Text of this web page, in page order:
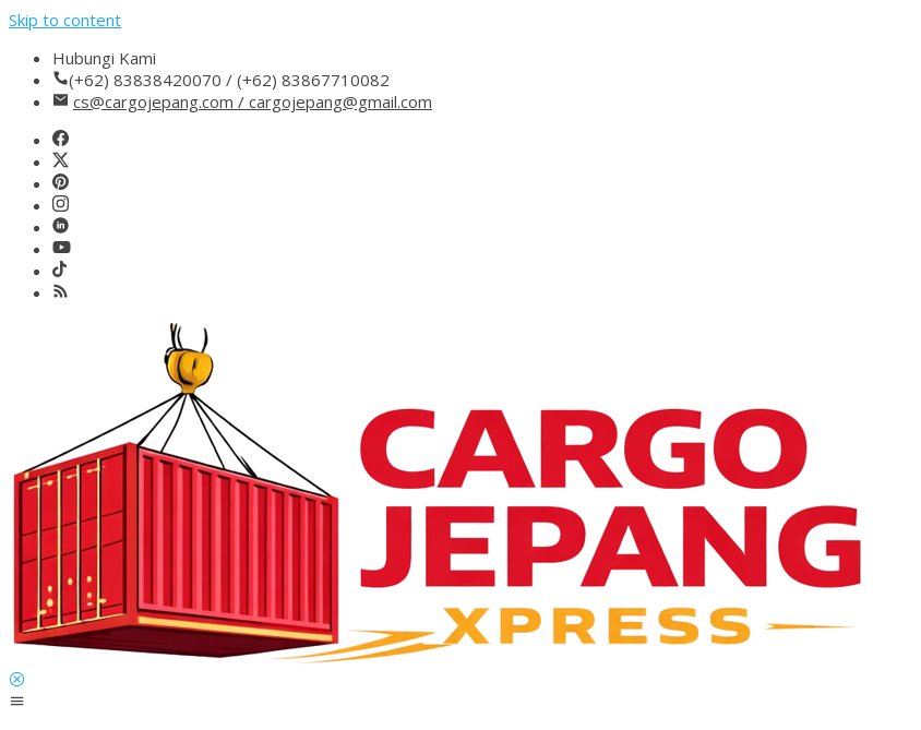
Skip to content
Hubungi Kami
(+62) 83838420070 / (+62) 83867710082
cs@cargojepang.com / cargojepang@gmail.com